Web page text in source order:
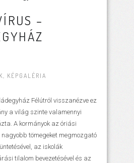
–
, KÉPGALÉRIA
Félútról visszanézve ez
a világ szinte valamennyi
A kormányok az óriási
tömegeket megmozgató
az iskolák
tilalom bevezetésével és az